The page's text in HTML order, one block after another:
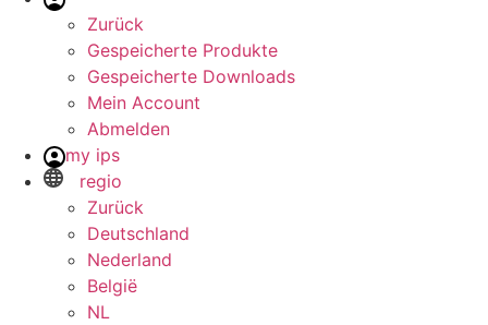
Zurück
Gespeicherte Produkte
Gespeicherte Downloads
Mein Account
Abmelden
my ips
regio
Zurück
Deutschland
Nederland
België
NL